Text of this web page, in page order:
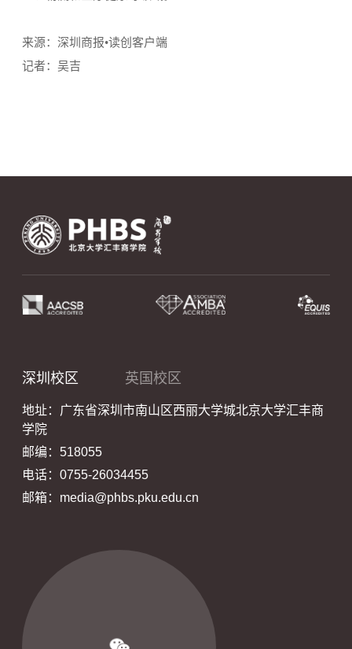
来源：深圳商报•读创客户端
记者：吴吉
深圳校区 英国校区
地址：广东省深圳市南山区西丽大学城北京大学汇丰商
学院
邮编：518055
电话：0755-26034455
邮箱：media@phbs.pku.edu.cn